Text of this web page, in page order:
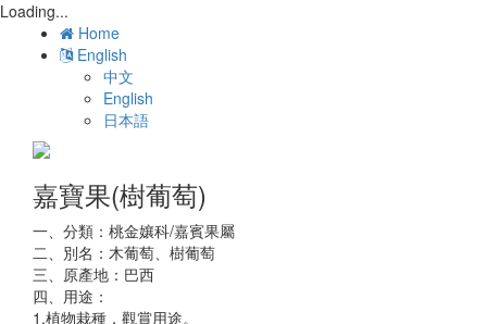
Loading...
Home
English
中文
English
日本語
嘉寶果(樹葡萄)
一、分類：桃金孃科/嘉賓果屬
二、別名：木葡萄、樹葡萄
三、原產地：巴西
四、用途：
1.植物栽種，觀賞用途。